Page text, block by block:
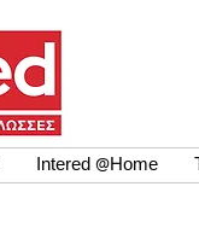
Intered @Home